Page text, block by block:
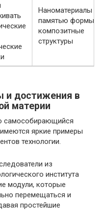
Наноматериалы с
памятью формы,
композитные
структуры
и достижения в
материи
самособирающийся
яркие примеры
технологии.
из
института
модули, которые
перемещаться и
простейшие